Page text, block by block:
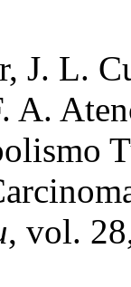
J. L.
A.
, vol.